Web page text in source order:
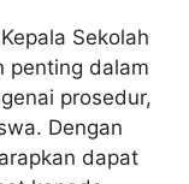
Sekolah
penting dalam
prosedur,
Dengan
dapat